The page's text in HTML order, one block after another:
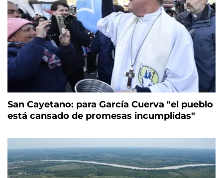
San Cayetano: para García Cuerva "el pueblo
está cansado de promesas incumplidas"